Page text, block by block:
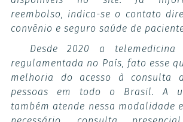
reembolso, indica-se o contato
convênio e seguro saúde de
Desde 2020 a
regulamentada no País, fato esse
melhoria do acesso à consulta
pessoas em todo o Brasil. A
também atende nessa modalidade